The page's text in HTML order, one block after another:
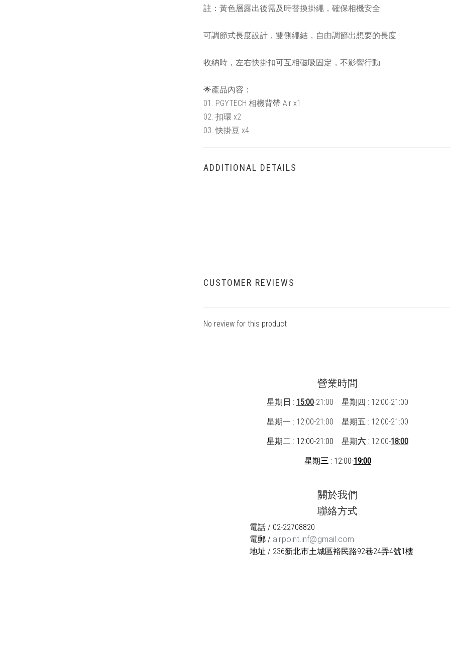
註：黃色層露出後需及時替換掛繩，確保相機安全
可調節式長度設計，雙側繩結，自由調節出想要的長度
收納時，左右快掛扣可互相磁吸固定，不影響行動
🌟產品內容：
01. PGYTECH 相機背帶 Air x1
02. 扣環 x2
03. 快掛豆 x4
ADDITIONAL DETAILS
CUSTOMER REVIEWS
No review for this product
營業時間
星期 日 : 15:00-21:00 星期四 : 12:00-21:00
星期一 : 12:00-21:00 星期五 : 12:00-21:00
星期二 : 12:00-21:00 星期六 : 12:00-18:00
星期三: 12:00-19:00
關於我們
聯絡方式
電話 / 02-22708820
電郵 / airpoint.inf@gmail.com
地址 / 236新北市土城區裕民路92巷24弄4號1樓